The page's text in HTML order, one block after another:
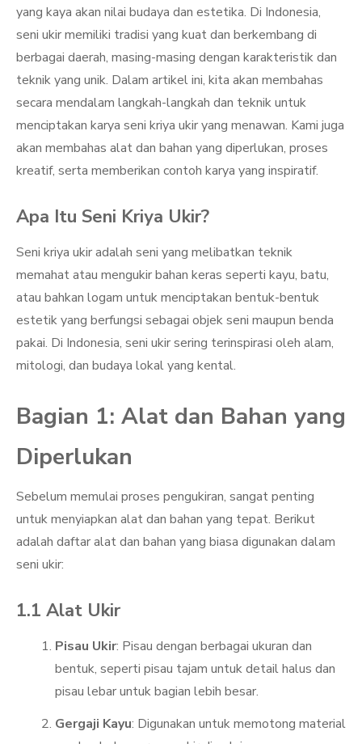
yang kaya akan nilai budaya dan estetika. Di Indonesia,
seni ukir memiliki tradisi yang kuat dan berkembang di
berbagai daerah, masing-masing dengan karakteristik dan
teknik yang unik. Dalam artikel ini, kita akan membahas
secara mendalam langkah-langkah dan teknik untuk
menciptakan karya seni kriya ukir yang menawan. Kami juga
akan membahas alat dan bahan yang diperlukan, proses
kreatif, serta memberikan contoh karya yang inspiratif.
Apa Itu Seni Kriya Ukir?
Seni kriya ukir adalah seni yang melibatkan teknik
memahat atau mengukir bahan keras seperti kayu, batu,
atau bahkan logam untuk menciptakan bentuk-bentuk
estetik yang berfungsi sebagai objek seni maupun benda
pakai. Di Indonesia, seni ukir sering terinspirasi oleh alam,
mitologi, dan budaya lokal yang kental.
Bagian 1: Alat dan Bahan yang
Diperlukan
Sebelum memulai proses pengukiran, sangat penting
untuk menyiapkan alat dan bahan yang tepat. Berikut
adalah daftar alat dan bahan yang biasa digunakan dalam
seni ukir:
1.1 Alat Ukir
Pisau Ukir: Pisau dengan berbagai ukuran dan
bentuk, seperti pisau tajam untuk detail halus dan
pisau lebar untuk bagian lebih besar.
Gergaji Kayu: Digunakan untuk memotong material